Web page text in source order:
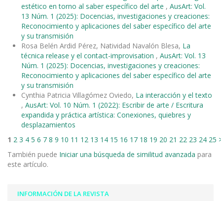
estético en torno al saber específico del arte , AusArt: Vol.
13 Núm. 1 (2025): Docencias, investigaciones y creaciones:
Reconocimiento y aplicaciones del saber específico del arte
y su transmisión
Rosa Belén Ardid Pérez, Natividad Navalón Blesa, La
técnica release y el contact-improvisation , AusArt: Vol. 13
Núm. 1 (2025): Docencias, investigaciones y creaciones:
Reconocimiento y aplicaciones del saber específico del arte
y su transmisión
Cynthia Patricia Villagómez Oviedo, La interacción y el texto
, AusArt: Vol. 10 Núm. 1 (2022): Escribir de arte / Escritura
expandida y práctica artística: Conexiones, quiebres y
desplazamientos
1 2 3 4 5 6 7 8 9 10 11 12 13 14 15 16 17 18 19 20 21 22 23 24 25
También puede Iniciar una búsqueda de similitud avanzada para
este artículo.
INFORMACIÓN DE LA REVISTA